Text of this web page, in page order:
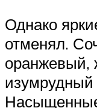
Однако
отменял.
оранжевый,
изумрудный